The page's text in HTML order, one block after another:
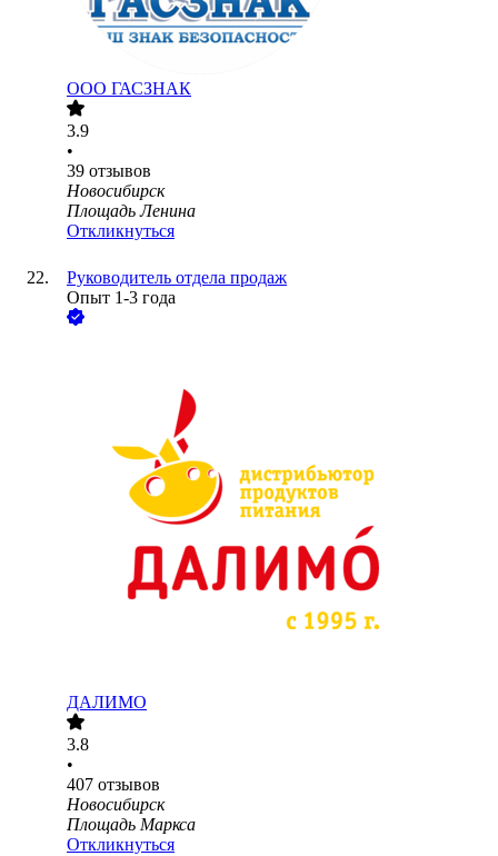
ООО ГАСЗНАК
3.9
•
39 отзывов
Новосибирск
Площадь Ленина
Откликнуться
Руководитель отдела продаж
Опыт 1-3 года
ДАЛИМО
3.8
•
407 отзывов
Новосибирск
Площадь Маркса
Откликнуться